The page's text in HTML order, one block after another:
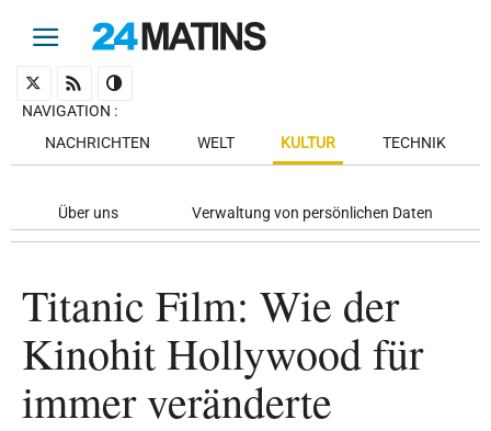
NAVIGATION :
NACHRICHTEN
WELT KULTUR TECHNIK
Über uns Verwaltung von persönlichen Daten
Titanic Film: Wie der
Kinohit Hollywood für
immer veränderte